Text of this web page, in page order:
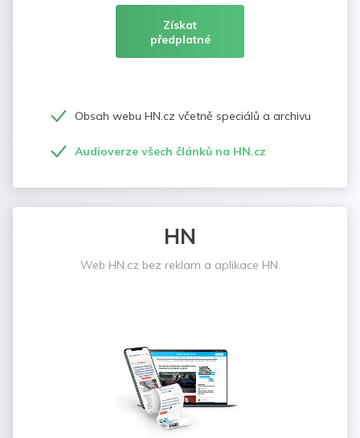
Získat
předplatné
Obsah webu HN.cz včetně speciálů a archivu
Audioverze všech článků na HN.cz
HN
Web HN.cz bez reklam a aplikace HN.